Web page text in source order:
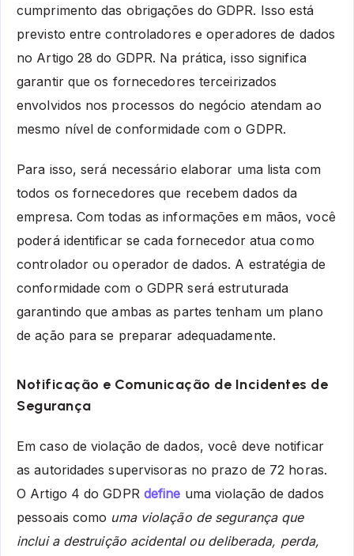
cumprimento das obrigações do GDPR. Isso está
previsto entre controladores e operadores de dados
no Artigo 28 do GDPR. Na prática, isso significa
garantir que os fornecedores terceirizados
envolvidos nos processos do negócio atendam ao
mesmo nível de conformidade com o GDPR.
Para isso, será necessário elaborar uma lista com
todos os fornecedores que recebem dados da
empresa. Com todas as informações em mãos, você
poderá identificar se cada fornecedor atua como
controlador ou operador de dados. A estratégia de
conformidade com o GDPR será estruturada
garantindo que ambas as partes tenham um plano
de ação para se preparar adequadamente.
Notificação e Comunicação de Incidentes de
Segurança
Em caso de violação de dados, você deve notificar
as autoridades supervisoras no prazo de 72 horas.
O Artigo 4 do GDPR define uma violação de dados
pessoais como uma violação de segurança que
inclui a destruição acidental ou deliberada, perda,